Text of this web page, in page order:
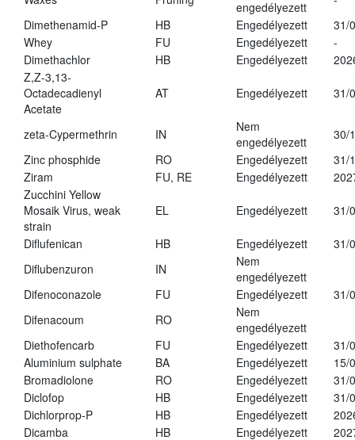
engedélyezett
Dimethenamid-P
HB Engedélyezett
31/
Whey
FU Engedélyezett
-
Dimethachlor
HB Engedélyezett
Z,Z-3,13-
Octadecadienyl
Acetate
AT Engedélyezett 31/
zeta-Cypermethrin IN
Nem
engedélyezett
30/
Zinc phosphide
RO Engedélyezett
31/
Ziram
FU, RE Engedélyezett
Zucchini Yellow
Mosaik Virus, weak
strain
EL Engedélyezett 31/
Diflufenican HB Engedélyezett
31/
Diflubenzuron
IN
Nem
engedélyezett
Difenoconazole
FU Engedélyezett
31/
Difenacoum
RO
Nem
engedélyezett
Diethofencarb
FU Engedélyezett
31/
Aluminium sulphate
BA Engedélyezett
15/
Bromadiolone
RO Engedélyezett
31/
Diclofop
HB Engedélyezett
31/
Dichlorprop-P
HB Engedélyezett
Dicamba
HB Engedélyezett